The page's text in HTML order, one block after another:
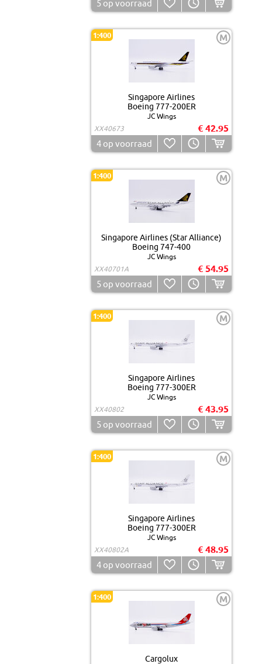
5 op voorraad
1:400 M
Singapore Airlines
Boeing 777-200ER
JC Wings
XX40673
€ 42.95
4 op voorraad
1:400 M
Singapore Airlines (Star Alliance)
Boeing 747-400
JC Wings
XX40701A
€ 54.95
5 op voorraad
1:400 M
Singapore Airlines
Boeing 777-300ER
JC Wings
XX40802
€ 43.95
5 op voorraad
1:400 M
Singapore Airlines
Boeing 777-300ER
JC Wings
XX40802A
€ 48.95
4 op voorraad
1:400 M
Cargolux